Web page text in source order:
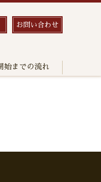
お問い合わせ
始までの流れ